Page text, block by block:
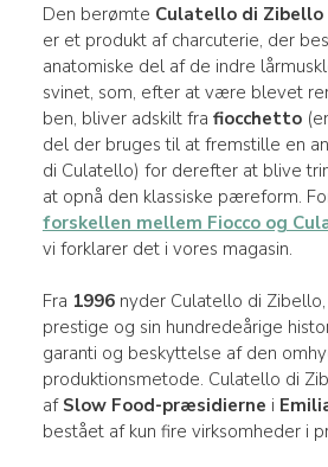
Den berømte Culatello di Zibello
er et produkt af charcuterie, der
anatomiske del af de indre
svinet, som, efter at være blevet
ben, bliver adskilt fra fiocchetto
del der bruges til at fremstille en
di Culatello) for derefter at blive
at opnå den klassiske pæreform.
forskellen mellem Fiocco og
vi forklarer det i vores magasin.
Fra 1996nyder Culatello di
prestige og sin hundredeårige
garanti og beskyttelse af den
produktionsmetode. Culatello di
af Slow Food-præsidierne i
bestået af kun fire virksomheder i